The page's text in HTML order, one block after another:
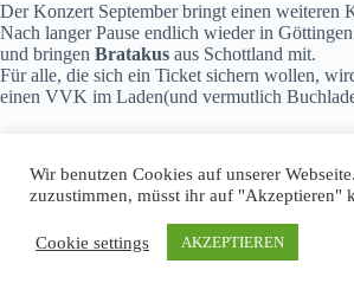
Der Konzert September bringt einen weiteren
Nach langer Pause endlich wieder in
und bringen Bratakus aus Schottland mit.
Für alle, die sich ein Ticket sichern wollen,
einen VVK im Laden(und vermutlich
Impressum
Wir benutzen Cookies auf unserer
zuzustimmen, müsst ihr auf "Akzeptieren"
Cookie settings AKZEPTIEREN